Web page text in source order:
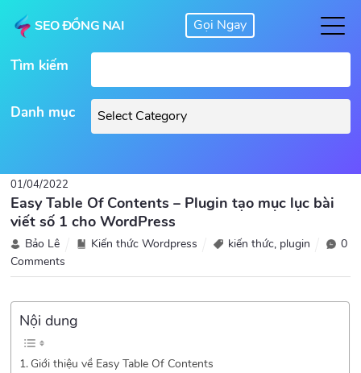
SEO ĐỒNG NAI
Tìm kiếm
Danh mục
01/04/2022
Easy Table Of Contents – Plugin tạo mục lục bài
viết số 1 cho WordPress
Bảo Lê Kiến thức Wordpress kiến thức, plugin
0
Comments
Nội dung
Giới thiệu về Easy Table Of Contents